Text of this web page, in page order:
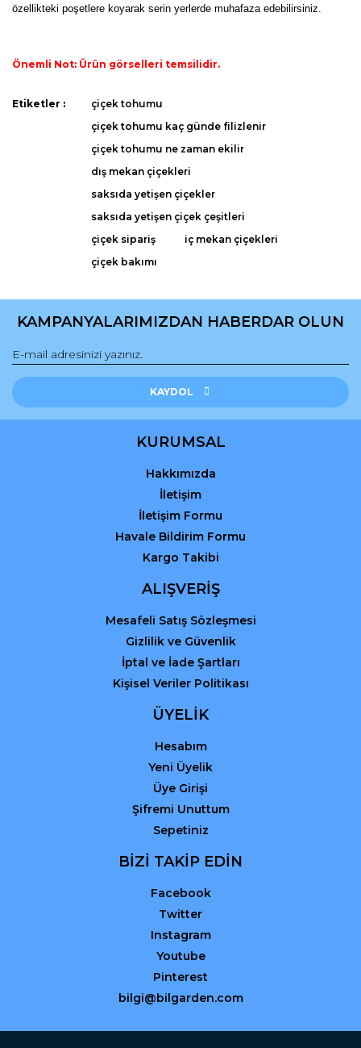
özellikteki poşetlere koyarak serin yerlerde muhafaza edebilirsiniz.
Önemli Not: Ürün görselleri temsilidir.
Bu ürüne ilk yorumu siz yapın!
Yorum Yaz
Bu ürünün fiyat bilgisi, resim, ürün açıklamalarında ve diğer
kullanarak tarafımıza iletebilirsiniz.
Görüş ve önerileriniz için teşekkür ederiz.
Ürün resmi kalitesiz, bozuk veya görüntülenemiyor.
Ürün açıklamasında eksik bilgiler bulunuyor.
Ürün bilgilerinde hatalar bulunuyor.
Ürün fiyatı diğer sitelerden daha pahalı.
Etiketler :
çiçek tohumu
çiçek tohumu kaç günde filizlenir
çiçek tohumu ne zaman ekilir
dış mekan çiçekleri
saksıda yetişen çiçekler
saksıda yetişen çiçek çeşitleri
çiçek sipariş
iç mekan çiçekleri
çiçek bakımı
KAMPANYALARIMIZDAN HABERDAR OLUN
KAYDOL
KURUMSAL
Hakkımızda
İletişim
İletişim Formu
Havale Bildirim Formu
Kargo Takibi
ALIŞVERİŞ
Mesafeli Satış Sözleşmesi
Gizlilik ve Güvenlik
İptal ve İade Şartları
Kişisel Veriler Politikası
ÜYELİK
Hesabım
Yeni Üyelik
Üye Girişi
Şifremi Unuttum
Sepetiniz
BİZİ TAKİP EDİN
Facebook
Twitter
Instagram
Youtube
Pinterest
bilgi@bilgarden.com